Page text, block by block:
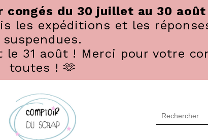
congés du 30 juillet au 30
les expéditions et les
suspendues.
31 août ! Merci pour votre
toutes ! 🫶